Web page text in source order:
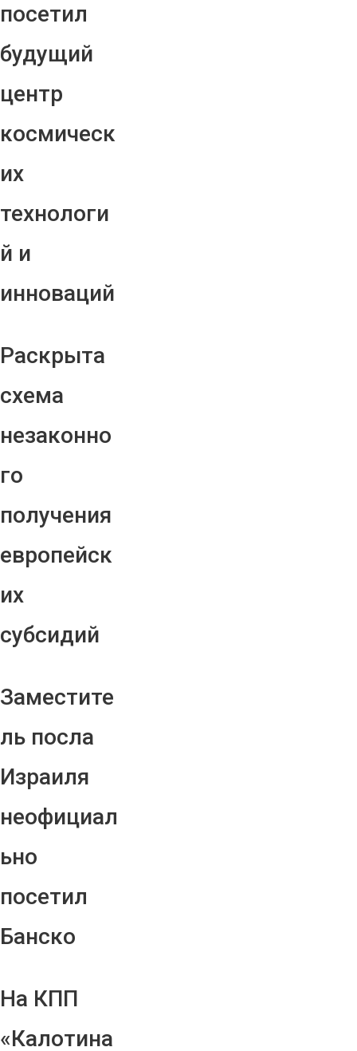
посетил
будущий
центр
космическ
их
технологи
й и
инноваций
Раскрыта
схема
незаконно
го
получения
европейск
их
субсидий
Заместите
ль посла
Израиля
неофициал
ьно
посетил
Банско
На КПП
«Калотина